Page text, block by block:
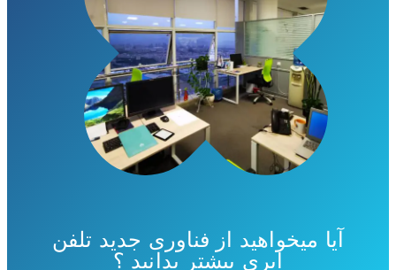
آیا میخواهید از فناوری جدید تلفن
ابری بیشتر بدانید ؟